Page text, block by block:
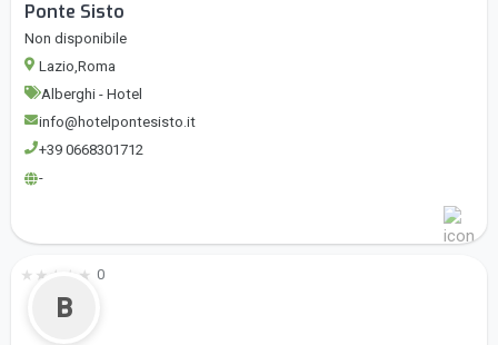
Ponte Sisto
Non disponibile
Lazio,Roma
Alberghi - Hotel
info@hotelpontesisto.it
+39 0668301712
-
B
★ ★ ★ ★ ★ 0